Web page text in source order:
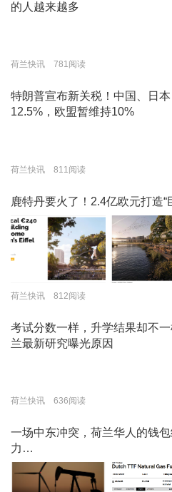
的人越来越多
荷兰快讯 781阅读
特朗普宣布新关税！中国、日本
12.5%，欧盟暂维持10%
荷兰快讯 811阅读
鹿特丹要火了！2.4亿欧元打造
荷兰快讯 812阅读
考试分数一样，升学结果却不
兰最新研究曝光原因
荷兰快讯 636阅读
一场中东冲突，荷兰华人的钱
力…